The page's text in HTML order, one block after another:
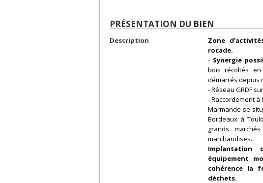
PRÉSENTATION DU BIEN
Description
Zone
rocade.
- Synergie
bois récoltés
démarrés depuis
- Réseau GRDF
- Raccordement
Marmande se
Bordeaux à
grands
marchandises.
équipement
cohérence la
déchets.